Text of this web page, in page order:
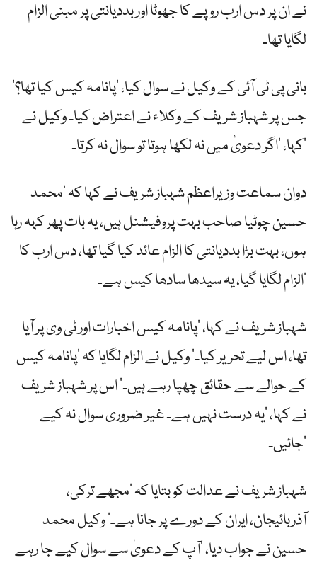
نے ان پر دس ارب روپے کا جھوٹا اور بددیانتی پر مبنی الزام
لگایا تھا۔
بانی پی ٹی آئی کے وکیل نے سوال کیا، ’پانامہ کیس کیا تھا؟‘
جس پر شہباز شریف کے وکلاء نے اعتراض کیا۔ وکیل نے
کہا، ’اگر دعویٰ میں نہ لکھا ہوتا تو سوال نہ کرتا۔‘
دوان سماعت وزیراعظم شہباز شریف نے کہا کہ ’محمد
حسین چوٹیا صاحب بہت پروفیشنل ہیں، یہ بات پھر کہہ رہا
ہوں، بہت بڑا بددیانتی کا الزام عائد کیا گیا تھا، دس ارب کا
الزام لگایا گیا، یہ سیدھا سادھا کیس ہے۔‘
شہباز شریف نے کہا، ’پانامہ کیس اخبارات اور ٹی وی پر آیا
تھا، اس لیے تحریر کیا۔‘ وکیل نے الزام لگایا کہ ’پانامہ کیس
کے حوالے سے حقائق چھپا رہے ہیں۔‘ اس پر شہباز شریف
نے کہا، ’یہ درست نہیں ہے۔ غیر ضروری سوال نہ کیے
جائیں۔‘
شہباز شریف نے عدالت کو بتایا کہ ’مجھے ترکی،
آذربائیجان، ایران کے دورے پر جانا ہے۔‘ وکیل محمد
حسین نے جواب دیا، ’آپ کے دعویٰ سے سوال کیے جا رہے